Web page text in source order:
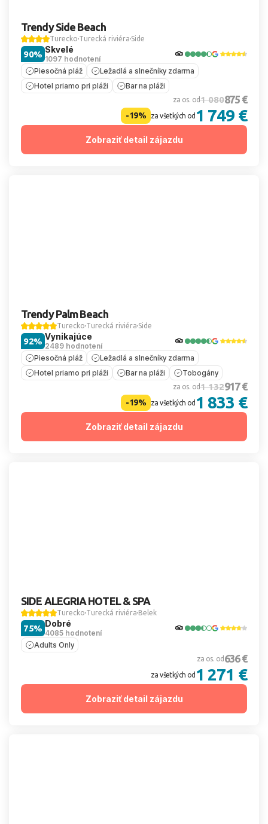
Trendy Side Beach
Turecko Turecká riviéra Side
Skvelé
1097 hodnotení
90%
Piesočná pláž
Ležadlá a slnečníky zdarma
Hotel priamo pri pláži
Bar na pláži
za os. od1 080875 €
-19% za všetkých od 1 749 €
Zobraziť detail zájazdu
Trendy Palm Beach
Turecko Turecká riviéra Side
Vynikajúce
2489 hodnotení
92%
Piesočná pláž
Ležadlá a slnečníky zdarma
Hotel priamo pri pláži
Bar na pláži Tobogány
za os. od1 132917 €
-19% za všetkých od 1 833 €
Zobraziť detail zájazdu
SIDE ALEGRIA HOTEL & SPA
Turecko Turecká riviéra Belek
Dobré
4085 hodnotení
75%
Adults Only
za os. od 636 €
za všetkých od 1 271 €
Zobraziť detail zájazdu